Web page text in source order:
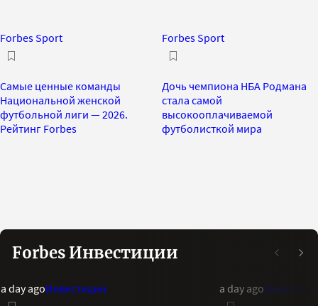
Forbes Sport
Самые ценные команды
Национальной женской
футбольной лиги — 2026.
Рейтинг Forbes
Forbes Sport
Дочь чемпиона НБА Родмана
стала самой
высокооплачиваемой
футболисткой мира
Forbes Инвестиции
a day agoИнвестиции a day ago